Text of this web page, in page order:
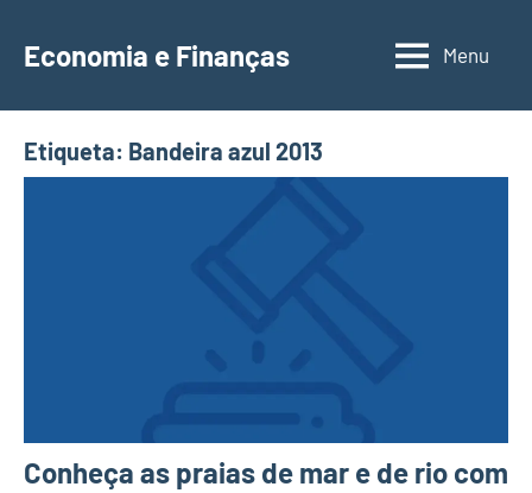
para
conteúdo
Economia e Finanças
Depósitos
IRS,
Finanças
Menu
Etiqueta: Bandeira azul 2013
Conheça as praias de mar e de rio com